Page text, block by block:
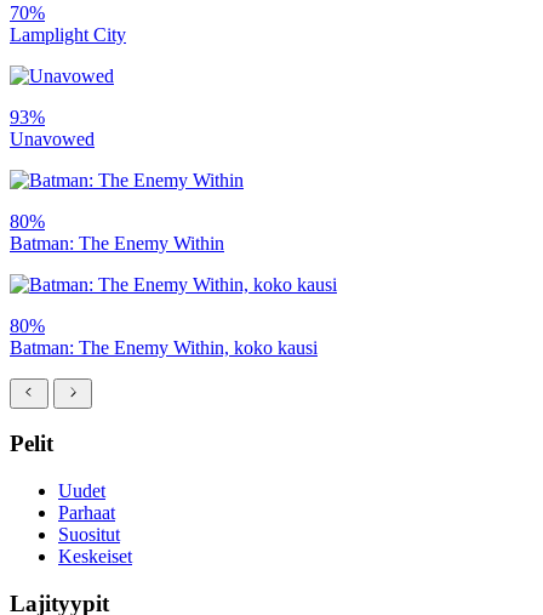
70%
Lamplight City
93%
Unavowed
80%
Batman: The Enemy Within
80%
Batman: The Enemy Within, koko kausi
Pelit
Uudet
Parhaat
Suositut
Keskeiset
Lajityypit